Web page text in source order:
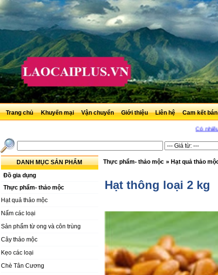
Trang chủ Khuyến mại Vận chuyển Giới thiệu Liên hệ Cam kết
Có nhiều
DANH MỤC SẢN PHẨM
Đồ gia dụng
Thực phẩm- thảo mộc
Hạt quả thảo mộc
Nấm các loại
Sản phẩm từ ong và côn trùng
Cây thảo mộc
Kẹo các loại
Chè Tân Cương
Thực phẩm- thảo mộc » Hạt quả thảo
Hạt thông loại 2 kg